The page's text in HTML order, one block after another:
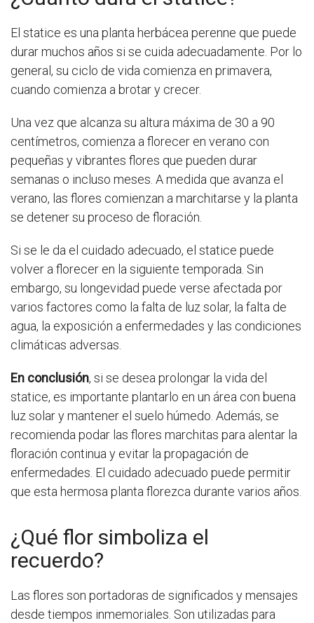
El statice es una planta herbácea perenne que puede
durar muchos años si se cuida adecuadamente. Por lo
general, su ciclo de vida comienza en primavera,
cuando comienza a brotar y crecer.
Una vez que alcanza su altura máxima de 30 a 90
centímetros, comienza a florecer en verano con
pequeñas y vibrantes flores que pueden durar
semanas o incluso meses. A medida que avanza el
verano, las flores comienzan a marchitarse y la planta
se detener su proceso de floración.
Si se le da el cuidado adecuado, el statice puede
volver a florecer en la siguiente temporada. Sin
embargo, su longevidad puede verse afectada por
varios factores como la falta de luz solar, la falta de
agua, la exposición a enfermedades y las condiciones
climáticas adversas.
En conclusión, si se desea prolongar la vida del
statice, es importante plantarlo en un área con buena
luz solar y mantener el suelo húmedo. Además, se
recomienda podar las flores marchitas para alentar la
floración continua y evitar la propagación de
enfermedades. El cuidado adecuado puede permitir
que esta hermosa planta florezca durante varios años.
¿Qué flor simboliza el
recuerdo?
Las flores son portadoras de significados y mensajes
desde tiempos inmemoriales. Son utilizadas para